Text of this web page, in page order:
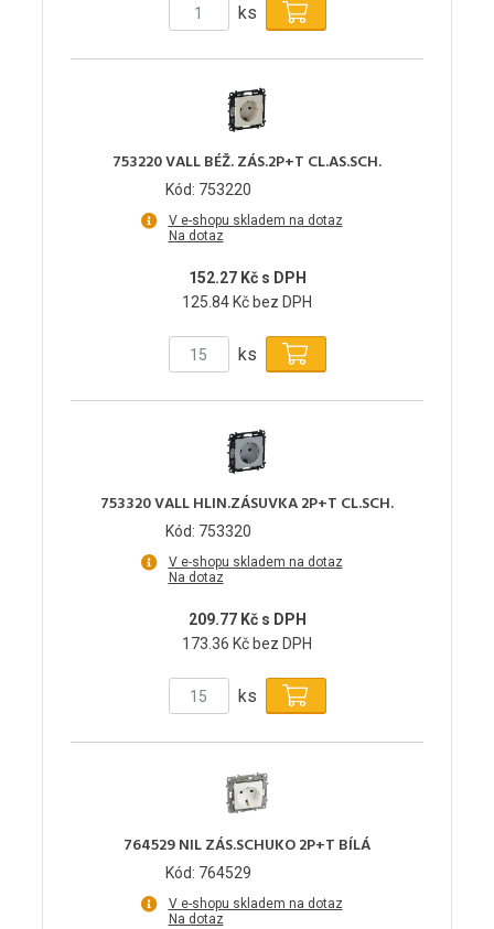
ks
753220 VALL BÉŽ. ZÁS.2P+T CL.AS.SCH.
Kód: 753220
V e-shopu skladem na dotaz
Na dotaz
152.27 Kč s DPH
125.84 Kč bez DPH
ks
753320 VALL HLIN.ZÁSUVKA 2P+T CL.SCH.
Kód: 753320
V e-shopu skladem na dotaz
Na dotaz
209.77 Kč s DPH
173.36 Kč bez DPH
ks
764529 NIL ZÁS.SCHUKO 2P+T BÍLÁ
Kód: 764529
V e-shopu skladem na dotaz
Na dotaz